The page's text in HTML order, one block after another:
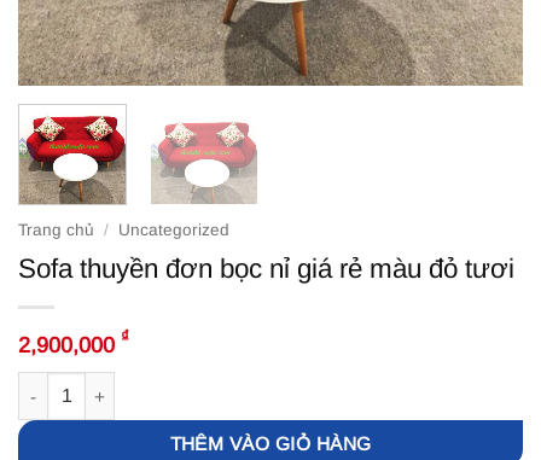
Trang chủ / Uncategorized
Sofa thuyền đơn bọc nỉ giá rẻ màu đỏ tươi
2,900,000 ₫
THÊM VÀO GIỎ HÀNG